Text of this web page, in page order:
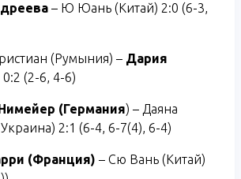
– Ю Юань (Китай) 2:0 (6-3,
(Румыния) – Дария
0:2 (2-6, 4-6)
(Германия) – Даяна
2:1 (6-4, 6-7(4), 6-4)
(Франция) – Сю Вань (Китай)